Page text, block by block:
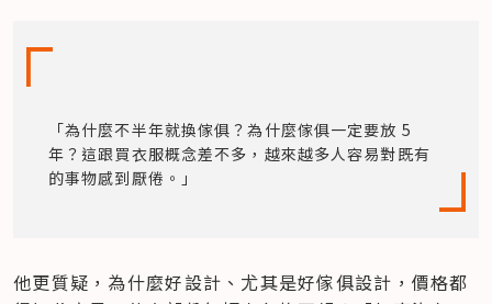
「為什麼不半年就換傢俱？為什麼傢俱一定要放 5
年？這跟買衣服概念差不多，越來越多人容易對既有
的事物感到厭倦。」
他更質疑，為什麼好設計、尤其是好傢俱設計，價格都